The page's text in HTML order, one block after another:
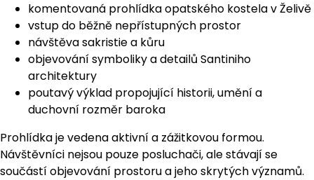
komentovaná prohlídka opatského kostela v Želivě
vstup do běžně nepřístupných prostor
návštěva sakristie a kůru
objevování symboliky a detailů Santiniho
architektury
poutavý výklad propojující historii, umění a
duchovní rozměr baroka
Prohlídka je vedena aktivní a zážitkovou formou.
Návštěvníci nejsou pouze posluchači, ale stávají se
součástí objevování prostoru a jeho skrytých významů.